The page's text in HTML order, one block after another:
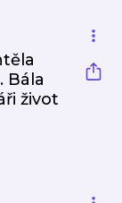
Bála
život